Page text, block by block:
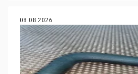
08.08.2026